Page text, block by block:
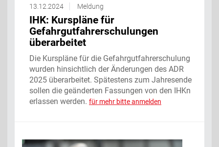
13.12.2024 Meldung
IHK: Kurspläne für
Gefahrgutfahrerschulungen
überarbeitet
Die Kurspläne für die Gefahrgutfahrerschulung
wurden hinsichtlich der Änderungen des ADR
2025 überarbeitet. Spätestens zum Jahresende
sollen die geänderten Fassungen von den IHKn
erlassen werden. für mehr bitte anmelden